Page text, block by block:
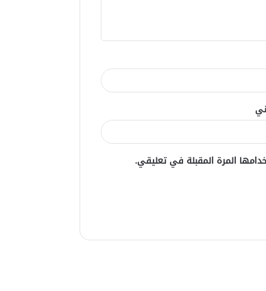
المرة المقبلة في تعليقي.